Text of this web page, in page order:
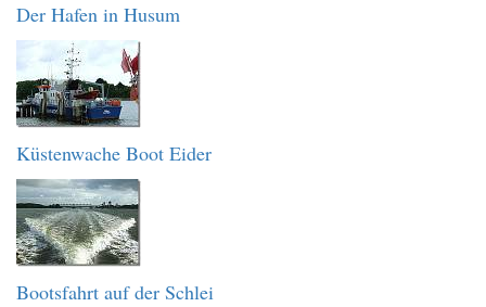
Der Hafen in Husum
Küstenwache Boot Eider
Bootsfahrt auf der Schlei